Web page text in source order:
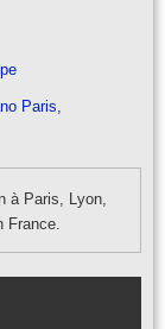
Paris,
à Paris, Lyon,
France.